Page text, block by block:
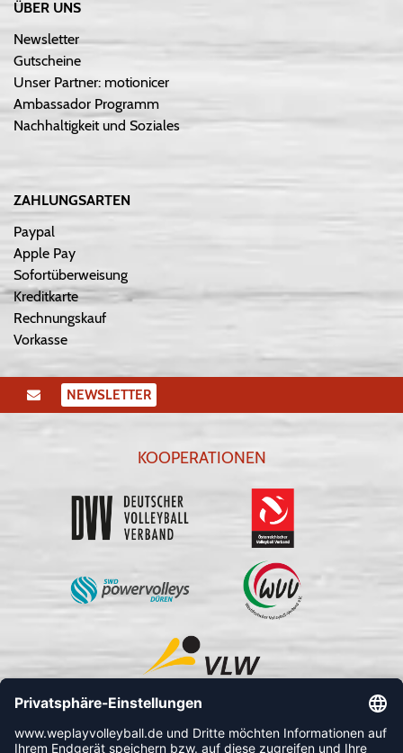
ÜBER UNS
Newsletter
Gutscheine
Unser Partner: motionicer
Ambassador Programm
Nachhaltigkeit und Soziales
ZAHLUNGSARTEN
Paypal
Apple Pay
Sofortüberweisung
Kreditkarte
Rechnungskauf
Vorkasse
NEWSLETTER
KOOPERATIONEN